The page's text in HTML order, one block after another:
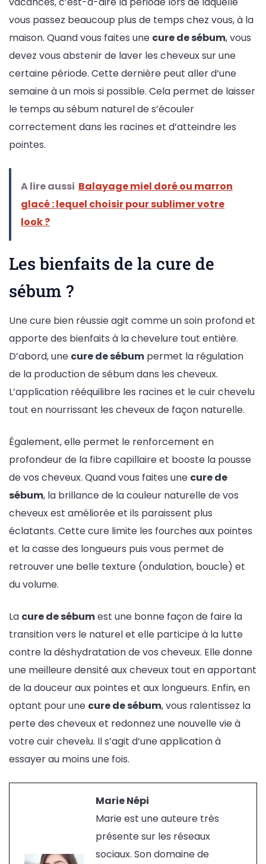
vous passez beaucoup plus de temps chez vous, à la
maison. Quand vous faites une cure de sébum, vous
devez vous abstenir de laver les cheveux sur une
certaine période. Cette dernière peut aller d’une
semaine à un mois si possible. Cela permet de laisser
le temps au sébum naturel de s’écouler
correctement dans les racines et d’atteindre les
pointes.
A lire aussi Balayage miel doré ou marron
glacé : lequel choisir pour sublimer votre
look ?
Les bienfaits de la cure de
sébum ?
Une cure bien réussie agit comme un soin profond et
apporte des bienfaits à la chevelure tout entière.
D’abord, une cure de sébum permet la régulation
de la production de sébum dans les cheveux.
L’application rééquilibre les racines et le cuir chevelu
tout en nourrissant les cheveux de façon naturelle.
Également, elle permet le renforcement en
profondeur de la fibre capillaire et booste la pousse
de vos cheveux. Quand vous faites une cure de
sébum, la brillance de la couleur naturelle de vos
cheveux est améliorée et ils paraissent plus
éclatants. Cette cure limite les fourches aux pointes
et la casse des longueurs puis vous permet de
retrouver une belle texture (ondulation, boucle) et
du volume.
La cure de sébumest une bonne façon de faire la
transition vers le naturel et elle participe à la lutte
contre la déshydratation de vos cheveux. Elle donne
une meilleure densité aux cheveux tout en apportant
de la douceur aux pointes et aux longueurs. Enfin, en
optant pour une cure de sébum, vous ralentissez la
perte des cheveux et redonnez une nouvelle vie à
votre cuir chevelu. Il s’agit d’une application à
essayer au moins une fois.
Marie Népi
Marie est une auteure très
présente sur les réseaux
sociaux. Son domaine de